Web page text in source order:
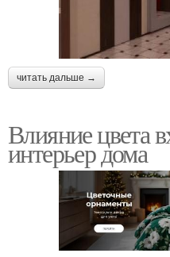
читать дальше →
Влияние цвета
интерьер дома